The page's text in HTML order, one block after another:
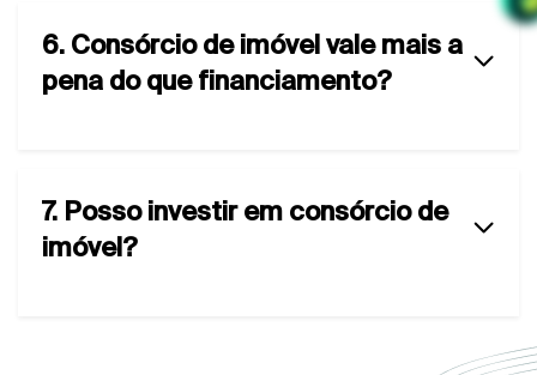
6. Consórcio de imóvel vale mais a
pena do que financiamento?
7. Posso investir em consórcio de
imóvel?